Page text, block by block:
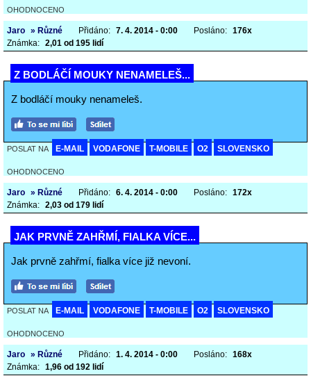
OHODNOCENO
Jaro » Různé Přidáno: 7. 4. 2014 - 0:00 Posláno: 176x
Známka: 2,01 od 195 lidí
Z BODLÁČÍ MOUKY NENAMELEŠ...
Z bodláčí mouky nenameleš.
POSLAT NA E-MAIL VODAFONE T-MOBILE O2 SLOVENSKO
OHODNOCENO
Jaro » Různé Přidáno: 6. 4. 2014 - 0:00 Posláno: 172x
Známka: 2,03 od 179 lidí
JAK PRVNĚ ZAHŘMÍ, FIALKA VÍCE...
Jak prvně zahřmí, fialka více již nevoní.
POSLAT NA E-MAIL VODAFONE T-MOBILE O2 SLOVENSKO
OHODNOCENO
Jaro » Různé Přidáno: 1. 4. 2014 - 0:00 Posláno: 168x
Známka: 1,96 od 192 lidí